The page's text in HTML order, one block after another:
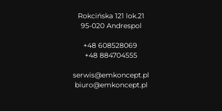
Rokcińska 121 lok.21
95-020 Andrespol
+48 608528069
+48 884704555
serwis@emkoncept.pl
biuro@emkoncept.pl